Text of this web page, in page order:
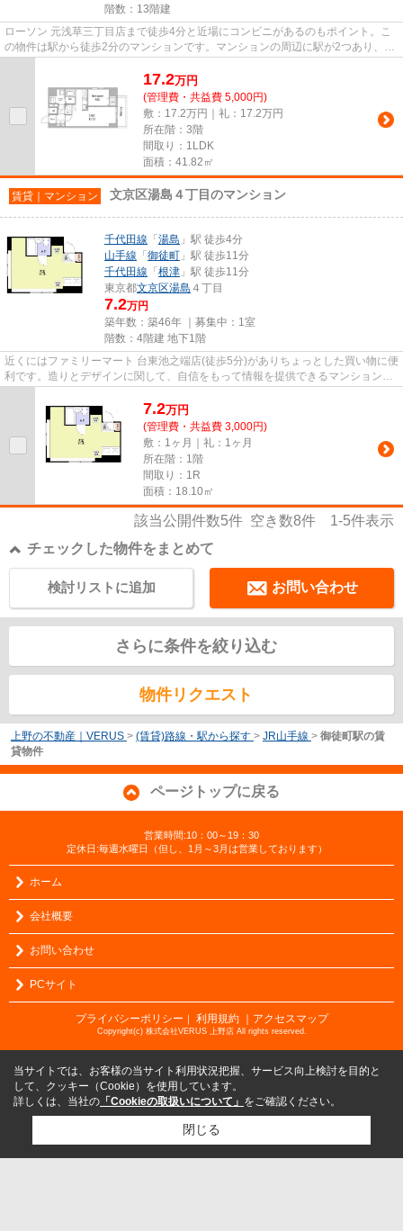
階数：13階建
ローソン 元浅草三丁目店まで徒歩4分と近場にコンビニがあるのもポイント。こ
の物件は駅から徒歩2分のマンションです。マンションの周辺に駅が2つあり、よ
17.2万円
(管理費・共益費 5,000円)
敷：17.2万円｜礼：17.2万円
所在階：3階
間取り：1LDK
面積：41.82㎡
賃貸｜マンション 文京区湯島４丁目のマンション
千代田線 「 湯島 」駅 徒歩4分
山手線 「 御徒町 」駅 徒歩11分
千代田線 「 根津 」駅 徒歩11分
東京都文京区湯島 ４丁目
7.2万円
築年数：築46年 ｜募集中： 1室
階数：4階建 地下1階
近くにはファミリーマート 台東池之端店(徒歩5分)がありちょっとした買い物に便
利です。造りとデザインに関して、自信をもって情報を提供できるマンションで
7.2万円
(管理費・共益費 3,000円)
敷：1ヶ月｜礼：1ヶ月
所在階：1階
間取り：1R
面積：18.10㎡
該当公開件数5件 空き数8件 1-5件表示
チェックした物件をまとめて
お問い合わせ
検討リストに追加
さらに条件を絞り込む
物件リクエスト
上野の不動産｜VERUS > (賃貸)路線・駅から探す > JR山手線 > 御徒町駅の賃
貸物件
ページトップに戻る
営業時間:10：00～19：30
定休日:毎週水曜日（但し、1月～3月は営業しております）
ホーム
会社概要
お問い合わせ
PCサイト
プライバシーポリシー ｜ 利用規約 ｜アクセスマップ
Copyright(c) 株式会社VERUS 上野店 All rights reserved.
当サイトでは、お客様の当サイト利用状況把握、サービス向上検討を目的と
して、クッキー（Cookie）を使用しています。
詳しくは、当社の 「Cookieの取扱いについて」 をご確認ください。
閉じる